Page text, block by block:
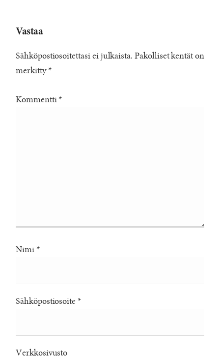
Vastaa
Sähköpostiosoitettasi ei julkaista. Pakolliset kentät on
merkitty *
Kommentti *
Nimi *
Sähköpostiosoite *
Verkkosivusto